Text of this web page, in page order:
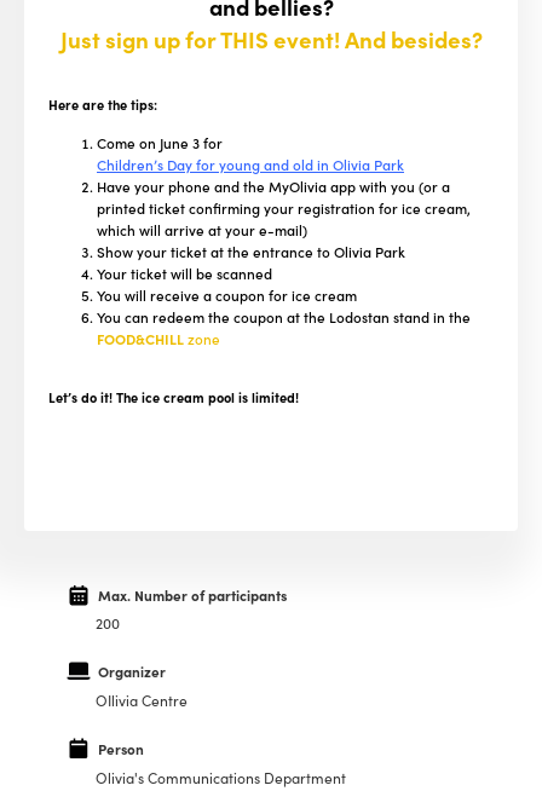
and bellies?
Just sign up for THIS event! And besides?
Here are the tips:
Come on June 3 for
Children’s Day for young and old in Olivia Park
Have your phone and the MyOlivia app with you (or a
printed ticket confirming your registration for ice cream,
which will arrive at your e-mail)
Show your ticket at the entrance to Olivia Park
Your ticket will be scanned
You will receive a coupon for ice cream
You can redeem the coupon at the Lodostan stand in the
FOOD&CHILLzone
Let’s do it! The ice cream pool is limited!
Max. Number of participants
200
Organizer
OIlivia Centre
Person
Olivia's Communications Department